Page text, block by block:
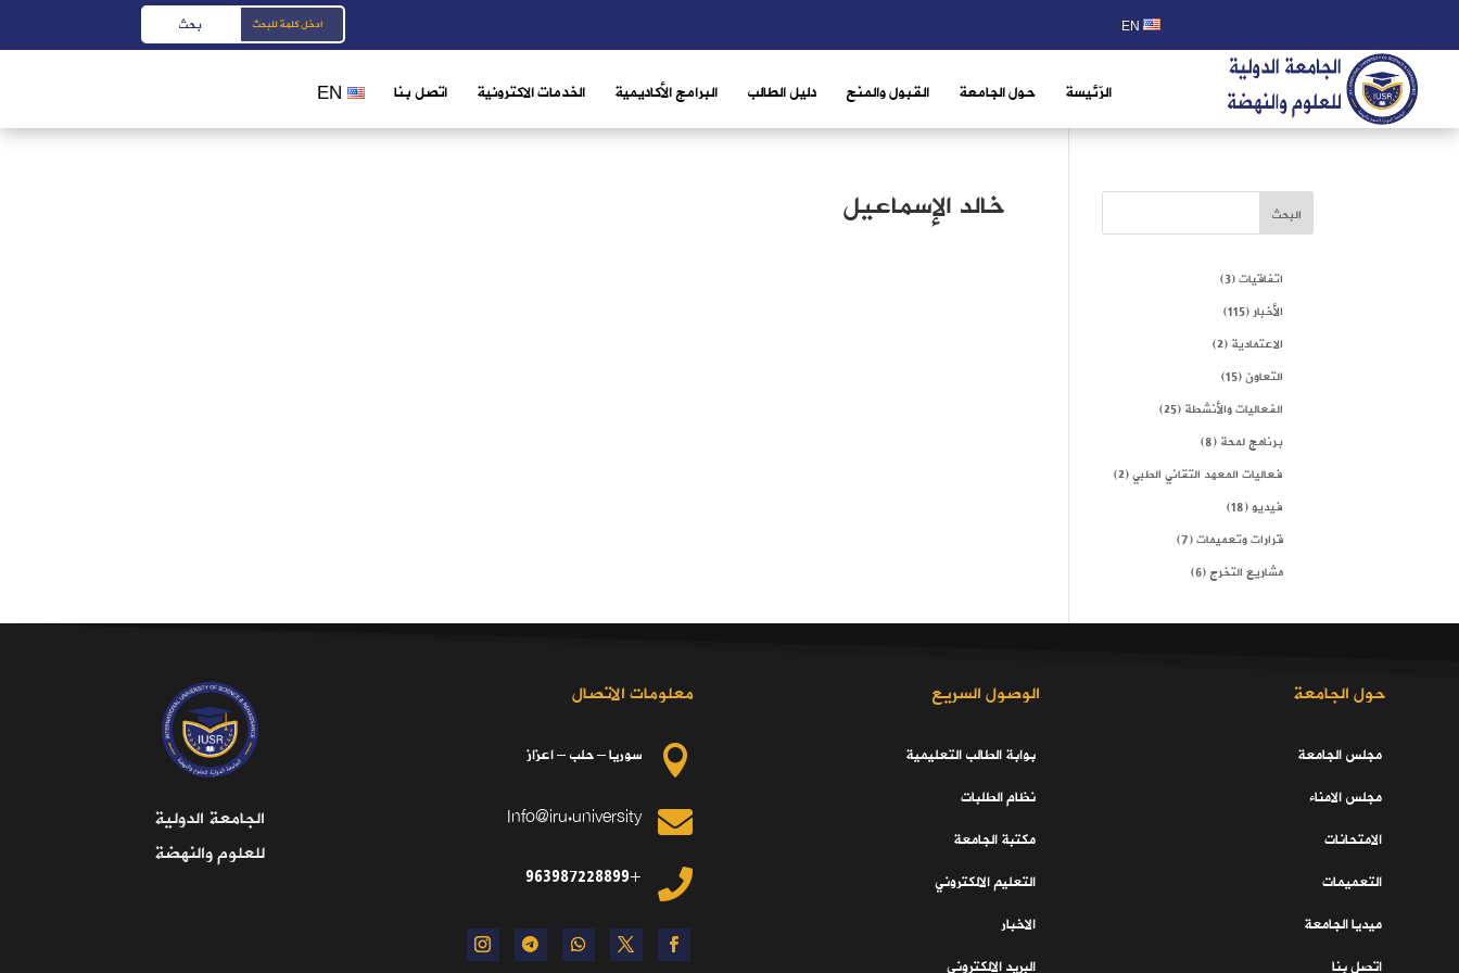
EN
الرّئيسة حول الجامعة القبول والمنح دليل الطالب البرامج الأكاديمية الخدمات الاكترونية اتصل بنا EN
خالد الإسماعيل البحث
اتفاقيات(3)
الأخبار(115)
الاعتمادية(2)
التعاون(15)
الفعاليات والأنشطة(25)
برنامج لمحة(8)
فعاليات المعهد التقاني الطبي(2)
فيديو(18)
قرارات وتعميمات(7)
مشاريع التخرج(6)
الجامعة الدولية
للعلوم والنهضة
معلومات الاتصال

سوريا – حلب – اعزاز

Info@iru.university

+963987228899
الوصول السريع
بوابة الطالب التعليمية
نظام الطلبات
مكتبة الجامعة
التعليم الالكتروني
الاخبار
البريد الالكتروني
حول الجامعة
مجلس الجامعة
مجلس الامناء
الامتحانات
التعميمات
ميديا الجامعة
اتصل بنا